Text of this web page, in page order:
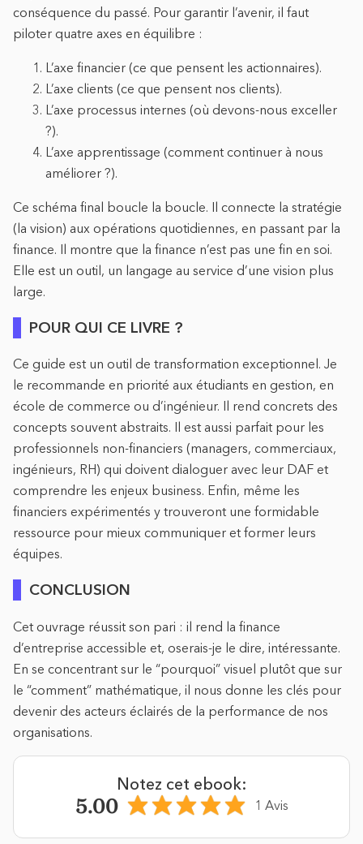
conséquence du passé. Pour garantir l’avenir, il faut
piloter quatre axes en équilibre :
L’axe financier (ce que pensent les actionnaires).
L’axe clients (ce que pensent nos clients).
L’axe processus internes (où devons-nous exceller
?).
L’axe apprentissage (comment continuer à nous
améliorer ?).
Ce schéma final boucle la boucle. Il connecte la stratégie
(la vision) aux opérations quotidiennes, en passant par la
finance. Il montre que la finance n’est pas une fin en soi.
Elle est un outil, un langage au service d’une vision plus
large.
POUR QUI CE LIVRE ?
Ce guide est un outil de transformation exceptionnel. Je
le recommande en priorité aux étudiants en gestion, en
école de commerce ou d’ingénieur. Il rend concrets des
concepts souvent abstraits. Il est aussi parfait pour les
professionnels non-financiers (managers, commerciaux,
ingénieurs, RH) qui doivent dialoguer avec leur DAF et
comprendre les enjeux business. Enfin, même les
financiers expérimentés y trouveront une formidable
ressource pour mieux communiquer et former leurs
équipes.
CONCLUSION
Cet ouvrage réussit son pari : il rend la finance
d’entreprise accessible et, oserais-je le dire, intéressante.
En se concentrant sur le “pourquoi” visuel plutôt que sur
le “comment” mathématique, il nous donne les clés pour
devenir des acteurs éclairés de la performance de nos
organisations.
Notez cet ebook:
5.00 1 Avis